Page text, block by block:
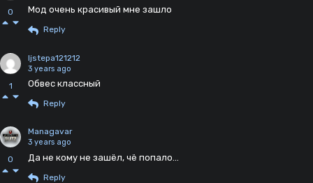
0 Мод очень красивый мне зашло
Reply
1
ljstepa121212
3 years ago
Обвес классный
Reply
0
Managavar
3 years ago
Да не кому не зашёл, чё попало...
Reply